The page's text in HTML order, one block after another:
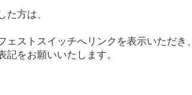
方は、
ストスイッチへリンクを表示いただき、
をお願いいたします。